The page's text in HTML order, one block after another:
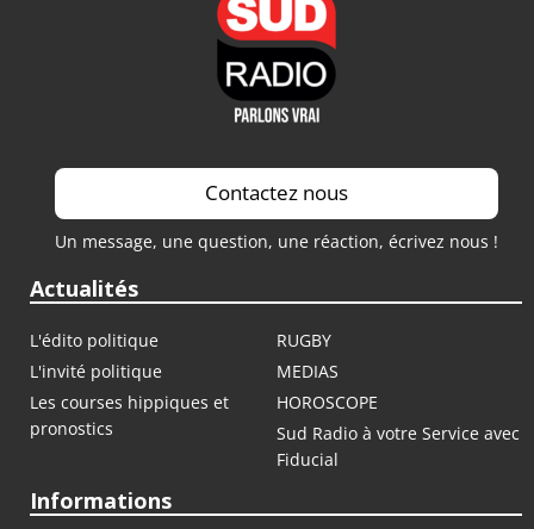
Contactez nous
Un message, une question, une réaction, écrivez nous !
Actualités
L'édito politique
RUGBY
L'invité politique
MEDIAS
Les courses hippiques et
pronostics
HOROSCOPE
Sud Radio à votre Service avec
Fiducial
Informations